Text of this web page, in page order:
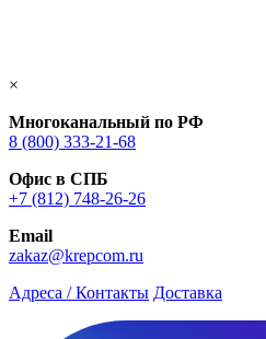
×
Многоканальный по РФ
8 (800) 333‑21-68
Офис в СПБ
+7 (812) 748‑26-26
Email
zakaz@krepcom.ru
Адреса / Контакты Доставка